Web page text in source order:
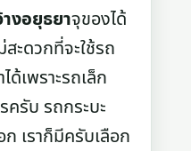
งอยุธยาจุของได้
สะดวกที่จะใช้รถ
ด้เพราะรถเล็ก
ครับ รถกระบะ
เราก็มีครับเลือก